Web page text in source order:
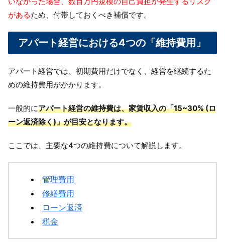
があるため、付帯しておくべき補償です。
アパート経営における4つの「維持費用」
アパート経営では、初期費用だけでなく、経営を継続するた
めの維持費用がかかります。
一般的にアパート経営の維持費は、家賃収入の「15~30% (ロ
ーン返済除く)」が目安となります。
ここでは、主要な4つの維持費について解説します。
管理費用
修繕費用
ローン返済
税金